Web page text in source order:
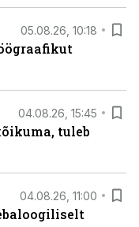
05.08.26, 10:18
04.08.26, 15:45
tuleb
04.08.26, 11:00